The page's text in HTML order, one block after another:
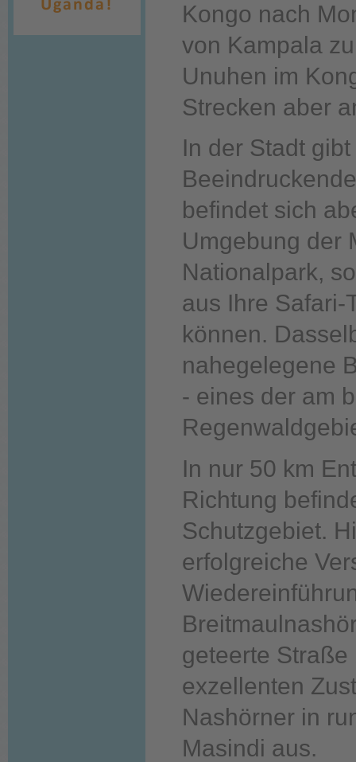
Kongo nach
von Kampala
Unuhen im
Strecken aber
In der Stadt
befindet sich
Umgebung der
Nationalpark,
aus Ihre Safari-
können.
nahegelegene
- eines der am
In nur 50 km
Richtung
Schutzgebiet.
erfolgreiche
geteerte
exzellenten
Nashörner in
Masindi aus.